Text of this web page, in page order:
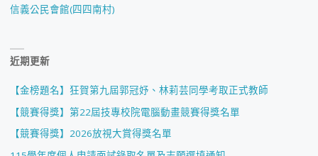
信義公民會館(四四南村)
近期更新
【金榜題名】狂賀第九屆郭冠妤、林莉芸同學考取正式教師
【競賽得獎】第22屆技專校院電腦動畫競賽得獎名單
【競賽得獎】2026放視大賞得獎名單